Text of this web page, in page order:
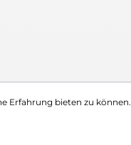
Erfahrung bieten zu können.